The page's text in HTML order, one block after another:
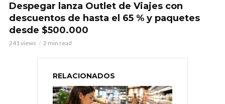
Despegar lanza Outlet de Viajes con
descuentos de hasta el 65 % y paquetes
desde $500.000
241 views 2 min read
RELACIONADOS